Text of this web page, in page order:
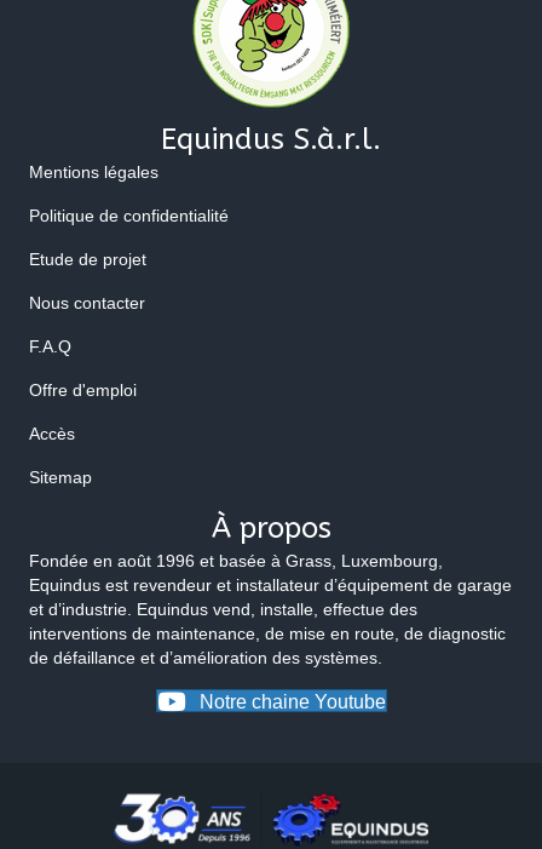
Equindus S.à.r.l.
Mentions légales
Politique de confidentialité
Etude de projet
Nous contacter
F.A.Q
Offre d'emploi
Accès
Sitemap
À propos
Fondée en août 1996 et basée à Grass, Luxembourg,
Equindus est revendeur et installateur d’équipement de garage
et d’industrie. Equindus vend, installe, effectue des
interventions de maintenance, de mise en route, de diagnostic
de défaillance et d’amélioration des systèmes.
Notre chaine Youtube